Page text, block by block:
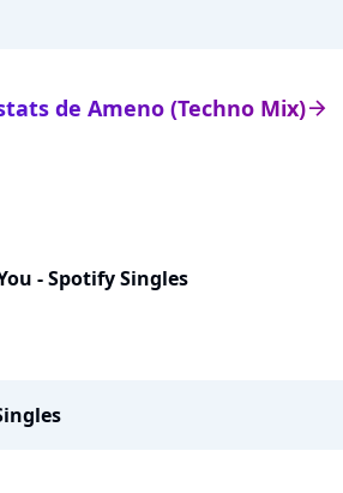
arrow_right
de Ameno (Techno Mix)
- Spotify Singles